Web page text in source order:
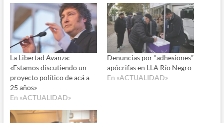
La Libertad Avanza:
«Estamos discutiendo un
proyecto político de acá a
25 años»
En «ACTUALIDAD»
Denuncias por “adhesiones”
apócrifas en LLA Río Negro
En «ACTUALIDAD»